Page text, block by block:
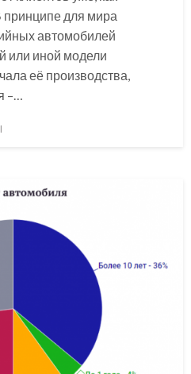
принципе для мира
автомобилей
или иной модели
её производства,
–…